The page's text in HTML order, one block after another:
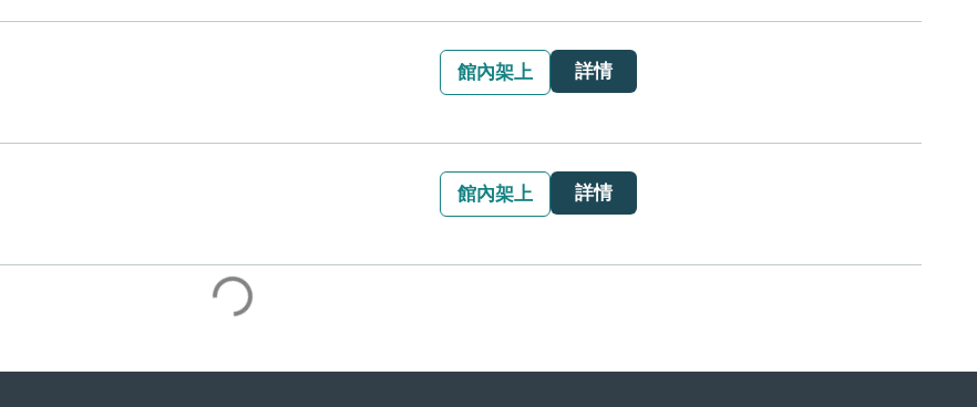
館內架上 詳情
館內架上 詳情